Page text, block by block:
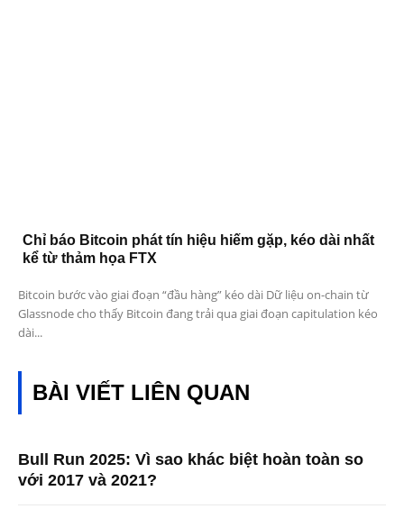
Chỉ báo Bitcoin phát tín hiệu hiếm gặp, kéo dài nhất
kể từ thảm họa FTX
Bitcoin bước vào giai đoạn “đầu hàng” kéo dài Dữ liệu on-chain từ
Glassnode cho thấy Bitcoin đang trải qua giai đoạn capitulation kéo
dài...
BÀI VIẾT LIÊN QUAN
Bull Run 2025: Vì sao khác biệt hoàn toàn so
với 2017 và 2021?